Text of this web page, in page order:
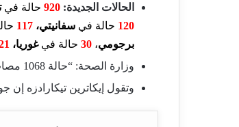
الحالات الجديدة: 920 حالة في
120 حالة في سفانيتي، 117
برجومي، 30 حالة في غوريا،
وزارة الصحة: “حالة 1068 مصاب تعتبر
وتقول إيكاترين تيكارادزه